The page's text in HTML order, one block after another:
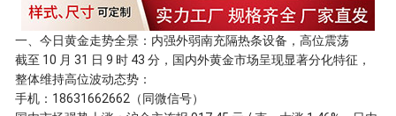
一、今日黄金走势全景：内强外弱南充隔热条设备，高位震荡
截至 10 月 31 日 9 时 43 分，国内外黄金市场呈现显著分化特征，
整体维持高位波动态势：
手机：18631662662（同微信号）